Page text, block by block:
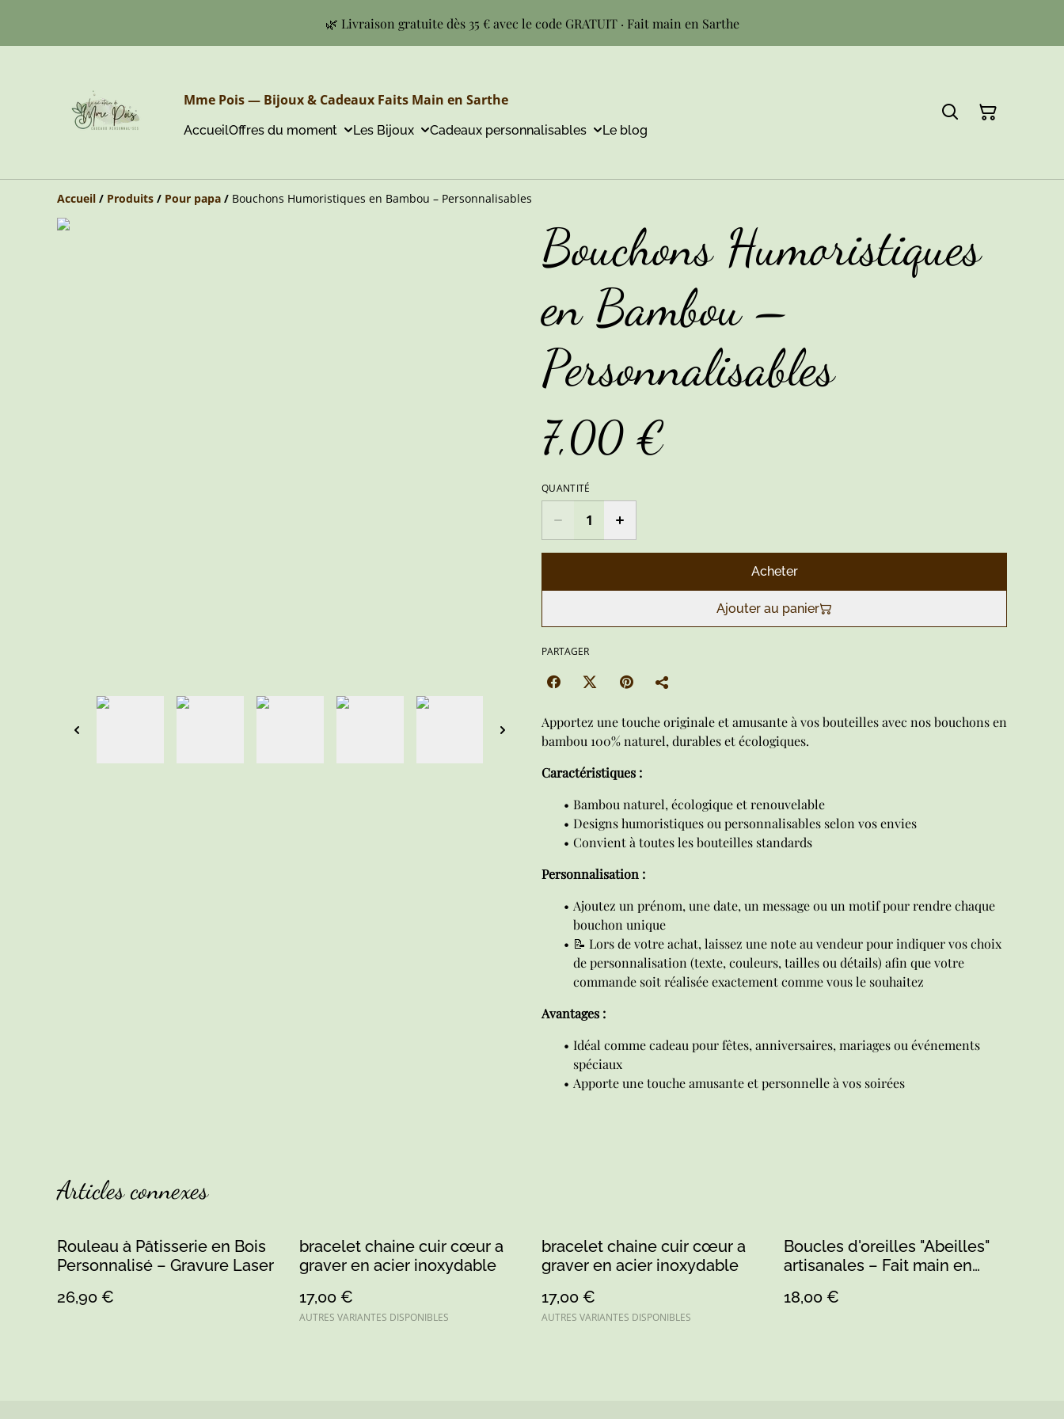
🌿 Livraison gratuite dès 35 € avec le code GRATUIT · Fait main en Sarthe
Mme Pois — Bijoux & Cadeaux Faits Main en Sarthe
AccueilOffres du moment Les Bijoux Cadeaux personnalisables Le blog
Accueil / Produits / Pour papa / Bouchons Humoristiques en Bambou – Personnalisables
Bouchons Humoristiques
en Bambou –
Personnalisables
7,00 €
QUANTITÉ
Acheter
Ajouter au panier
PARTAGER
Apportez une touche originale et amusante à vos bouteilles avec nos bouchons en
bambou 100% naturel, durables et écologiques.
Caractéristiques :
Bambou naturel, écologique et renouvelable
Designs humoristiques ou personnalisables selon vos envies
Convient à toutes les bouteilles standards
Personnalisation :
Ajoutez un prénom, une date, un message ou un motif pour rendre chaque
bouchon unique
📝 Lors de votre achat, laissez une note au vendeur pour indiquer vos choix
de personnalisation (texte, couleurs, tailles ou détails) afin que votre
commande soit réalisée exactement comme vous le souhaitez
Avantages :
Idéal comme cadeau pour fêtes, anniversaires, mariages ou événements
spéciaux
Apporte une touche amusante et personnelle à vos soirées
Articles connexes
Rouleau à Pâtisserie en Bois
Personnalisé – Gravure Laser
26,90 €
bracelet chaine cuir cœur a
graver en acier inoxydable
17,00 €
AUTRES VARIANTES DISPONIBLES
bracelet chaine cuir cœur a
graver en acier inoxydable
17,00 €
AUTRES VARIANTES DISPONIBLES
Boucles d'oreilles "Abeilles"
artisanales – Fait main en
Inoxydable
18,00 €